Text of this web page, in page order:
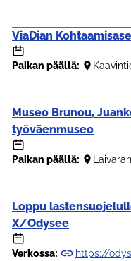
ViaDian
Paikan päällä:
Museo Brunou,
työväenmuseo
Paikan päällä:
Loppu
X/Odysee
Verkossa: https://odysee.com/